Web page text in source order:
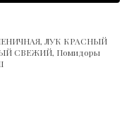
ЛУК КРАСНЫЙ
СВЕЖИЙ, Помидоры